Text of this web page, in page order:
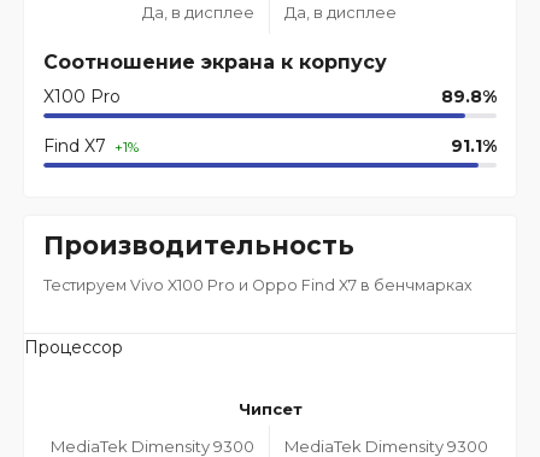
Да, в дисплее
Да, в дисплее
Соотношение экрана к корпусу
X100 Pro 89.8%
Find X7 +1% 91.1%
Производительность
Тестируем Vivo X100 Pro и Oppo Find X7 в бенчмарках
Процессор
Чипсет
MediaTek Dimensity 9300
MediaTek Dimensity 9300